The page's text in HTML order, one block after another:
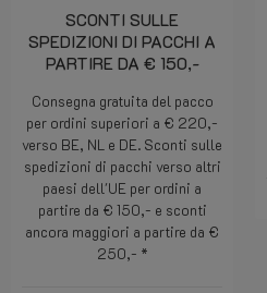
SCONTI SULLE
SPEDIZIONI DI PACCHI A
PARTIRE DA € 150,-
Consegna gratuita del pacco
per ordini superiori a € 220,-
verso BE, NL e DE. Sconti sulle
spedizioni di pacchi verso altri
paesi dell'UE per ordini a
partire da € 150,- e sconti
ancora maggiori a partire da €
250,- *